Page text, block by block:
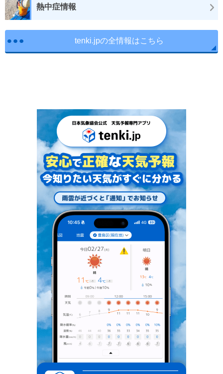
熱中症情報
tenki.jpの全情報はこちら